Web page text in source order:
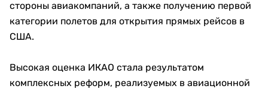
стороны авиакомпаний, а также получению первой
категории полетов для открытия прямых рейсов в
США.
Высокая оценка ИКАО стала результатом
комплексных реформ, реализуемых в авиационной